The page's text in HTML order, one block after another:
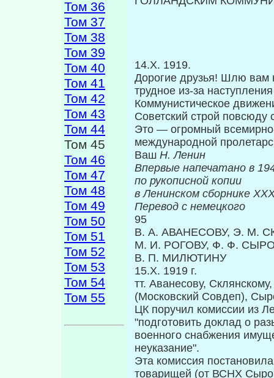
Том 36
Том 37
Том 38
Том 39
Том 40
Том 41
Том 42
Том 43
Том 44
Том 45
Том 46
Том 47
Том 48
Том 49
Том 50
Том 51
Том 52
Том 53
Том 54
Том 55
14.Х. 1919.
Дорогие друзья! Шлю вам
трудное из-за
Коммунистическое
Советский строй повсюду
Это — огромный
международной
Ваш Н. Ленин
Впервые
по рукописной копии
в Ленинском сборнике
Перевод с немецкого
95
В. А. АВАНЕСОВУ, Э. М.
М. И. РОГОВУ, Ф. Ф.
В. П. МИЛЮТИНУ
15.Х. 1919 г.
тт. Аванесову,
(Московский Совдеп),
ЦК поручил комиссии из
"подготовить доклад о
во­енного снабжения
неуказание".
Эта комиссия
товарищей (от ВСНХ